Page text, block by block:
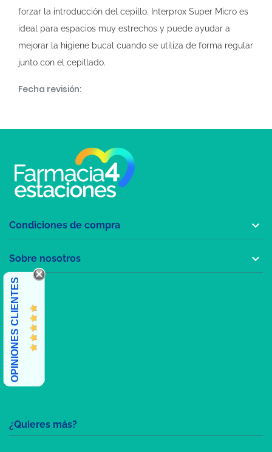
forzar la introducción del cepillo. Interprox Super Micro es
ideal para espacios muy estrechos y puede ayudar a
mejorar la higiene bucal cuando se utiliza de forma regular
junto con el cepillado.
Fecha revisión:
¿Quieres más?
Condiciones de compra 
Sobre nosotros 
OPINIONES CLIENTES